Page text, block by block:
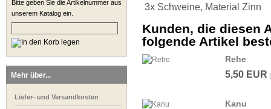
Bitte geben Sie die Artikelnummer aus
unserem Katalog ein.
Mehr über...
Liefer- und Versandkosten
3x Schweine, Material Zinn
Kunden, die diesen
folgende Artikel
Rehe
5,50 EUR
Kanu